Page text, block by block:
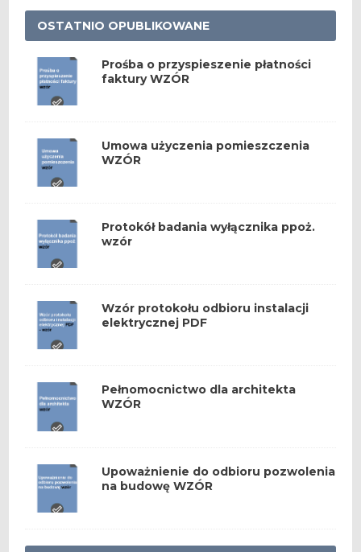
OSTATNIO OPUBLIKOWANE
Prośba o przyspieszenie płatności
faktury WZÓR
Umowa użyczenia pomieszczenia
WZÓR
Protokół badania wyłącznika ppoż.
wzór
Wzór protokołu odbioru instalacji
elektrycznej PDF
Pełnomocnictwo dla architekta
WZÓR
Upoważnienie do odbioru pozwolenia
na budowę WZÓR